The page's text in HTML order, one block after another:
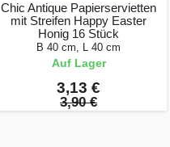
Chic Antique Papierservietten
mit Streifen Happy Easter
Honig 16 Stück
B 40 cm, L 40 cm
Auf Lager
3,13 €
3,90 €